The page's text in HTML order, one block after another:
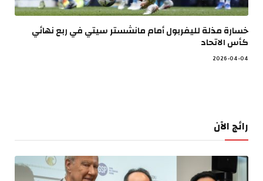
خسارة مذلة لليفربول أمام مانشستر سيتي في ربع نهائي
كأس الاتحاد
2026-04-04
رائج الآن